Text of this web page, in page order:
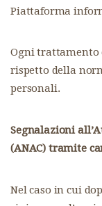
Piattaforma
Ogni trattamento
rispetto della
personali.
Segnalazioni
(ANAC) tramite
Nel caso in cui